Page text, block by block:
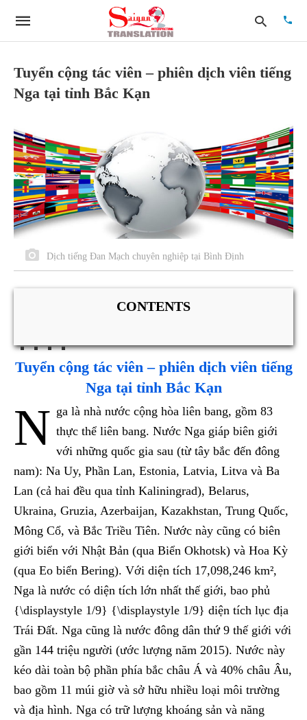
query
and
hit
enter:
Tuyển cộng tác viên – phiên dịch viên tiếng
Nga tại tỉnh Bắc Kạn
Dịch tiếng Đan Mạch chuyên nghiệp tại Bình Định
CONTENTS
Tuyển cộng tác viên – phiên dịch viên tiếng
Nga tại tỉnh Bắc Kạn
N ga là nhà nước cộng hòa liên bang, gồm 83
thực thể liên bang. Nước Nga giáp biên giới
với những quốc gia sau (từ tây bắc đến đông
nam): Na Uy, Phần Lan, Estonia, Latvia, Litva và Ba
Lan (cả hai đều qua tỉnh Kaliningrad), Belarus,
Ukraina, Gruzia, Azerbaijan, Kazakhstan, Trung Quốc,
Mông Cổ, và Bắc Triều Tiên. Nước này cũng có biên
giới biển với Nhật Bản (qua Biển Okhotsk) và Hoa Kỳ
(qua Eo biển Bering). Với diện tích 17,098,246 km²,
Nga là nước có diện tích lớn nhất thế giới, bao phủ
{\displaystyle 1/9} {\displaystyle 1/9} diện tích lục địa
Trái Đất. Nga cũng là nước đông dân thứ 9 thế giới với
gần 144 triệu người (ước lượng năm 2015). Nước này
kéo dài toàn bộ phần phía bắc châu Á và 40% châu Âu,
bao gồm 11 múi giờ và sở hữu nhiều loại môi trường
và địa hình. Nga có trữ lượng khoáng sản và năng